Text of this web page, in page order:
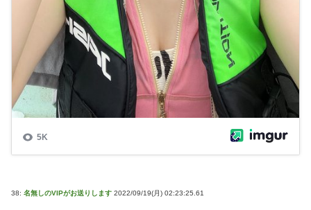
38: 名無しのVIPがお送りします 2022/09/19(月) 02:23:25.61